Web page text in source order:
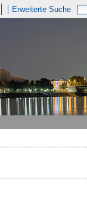
Erweiterte Suche